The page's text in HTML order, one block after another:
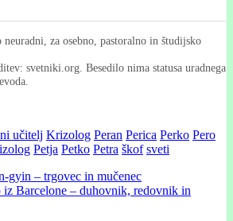
za osebno, pastoralno in študijsko
svetniki.org. Besedilo nima statusa uradnega
učitelj Krizolog Peran Perica Perko Pero
Petja Petko Petra škof sveti
gyin – trgovec in mučenec
iz Barcelone – duhovnik, redovnik in